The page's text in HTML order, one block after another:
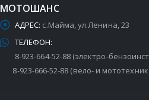
МОТОШАНС
АДРЕС: с.Майма, ул.Ленина, 23
ТЕЛЕФОН:
8-923-664-52-88 (электро-
8-923-666-52-88 (вело- и